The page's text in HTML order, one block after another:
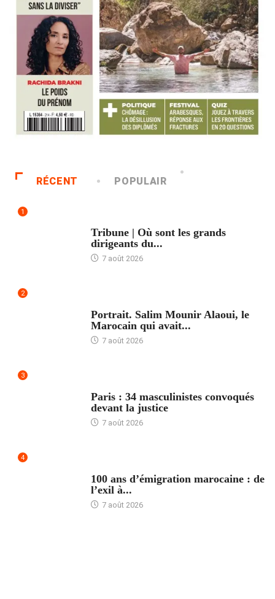
RÉCENT POPULAIR
1
Tribune | Où sont les grands
dirigeants du...
7 août 2026
2
Portrait. Salim Mounir Alaoui, le
Marocain qui avait...
7 août 2026
3
Paris : 34 masculinistes convoqués
devant la justice
7 août 2026
4
100 ans d’émigration marocaine : de
l’exil à...
7 août 2026